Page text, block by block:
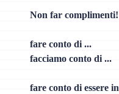
Non far complimenti!
fare conto di ...
facciamo conto di ...
fare conto di essere in